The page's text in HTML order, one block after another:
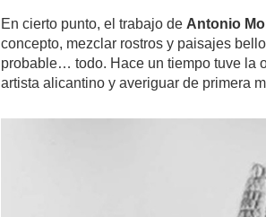
En cierto punto, el trabajo de Antonio
concepto, mezclar rostros y paisajes
probable… todo. Hace un tiempo tuve la
artista alicantino y averiguar de primera